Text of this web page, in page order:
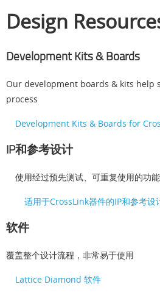
Design
Development Kits & Boards
Our development boards & kits help
process
Development Kits & Boards for
IP和参考设计
使用经过预先测试、可重复使用的功
适用于CrossLink器件的IP和参考设
软件
覆盖整个设计流程，非常易于使用
Lattice Diamond 软件